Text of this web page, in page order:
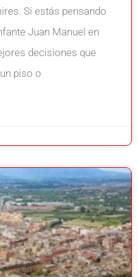
Si estás pensando
Juan Manuel en
decisiones que
piso o